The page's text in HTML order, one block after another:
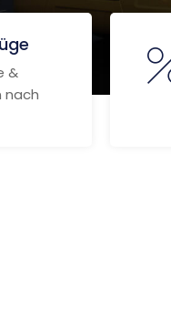
&
nach